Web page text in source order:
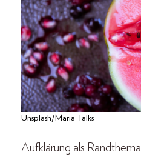
Unsplash/Maria Talks
Aufklärung als Randthema